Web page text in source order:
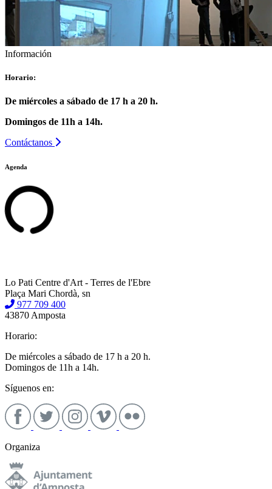
Información
Horario:
De miércoles a sábado de 17 h a 20 h.
Domingos de 11h a 14h.
Contáctanos
Agenda
Lo Pati Centre d'Art - Terres de l'Ebre
Plaça Mari Chordà, sn
977 709 400
43870 Amposta
Horario:
De miércoles a sábado de 17 h a 20 h.
Domingos de 11h a 14h.
Síguenos en:
Organiza